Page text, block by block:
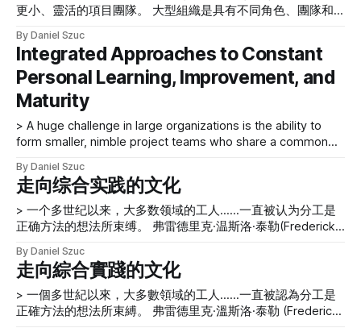
感的更小、灵活的项目团队。正是这样的团队能够走到一起并
——在指导他们的综合方法和实践的帮助下，不仅可以更好地
合作，而且希望在从他们的工作中获得更多乐趣。随着时间的
推移，这些团队在各自的角色和有效合作的能力方面变得越来
越好。 有意意识 > 大型组织中经常存在的另一个挑战……是对
项目团队中人们彼此之间的项目对话、互动和体验类型缺乏有
意识的意识。 大型组织中经常存在的另一个挑战——但很少
被提及——是缺乏对项目团队中人们彼此之间的项目对话、互
动和体验类型的有意意识。出于本文的目的，让我们独立于团
队所做的工作来看看这些。 如果在学习、改进和成熟方面进
行有意识的持续投资，作为实践项目团队所需的方法和技能的
一部分，则团队成
更小、靈活的項目團隊。 大型組織是具有不同角色、團隊和
需求，處理一系列工作和職能，並具有不同的背景和教育。組
織採用各種方法、技能、方法論、措施和獎勵結構來實現其目
標。 大型組織面臨的一個巨大挑戰是能夠組建具有共同目標
感的更小、靈活的項目團隊。正是這樣的團隊能夠走到一起並
有意識地創造一些偉大的東西，使組織能夠取得出色的成果
——在指導他們的綜合方法和實踐的幫助下，不僅可以更好地
合作，而且希望在從他們的工作中獲得更多樂趣。隨著時間的
越好。 有意意識 > 大型組織中經常存在的另一個挑戰……是對
項目團隊中人們彼此之間的項目對話、互動和體驗類型缺乏有
意識的意識。 大型組織中經常存在的另一個挑戰——但很少
被提及——是缺乏對項目團隊中人們彼此之間的項目對話、互
動和體驗類型的有意意識。出於本文的目的，讓我們獨立於團
隊所做的工作來看看這些。 如果在學習、改進和成熟方面進
行有意識的持續投資，作為實踐項目團隊所需的方法和技能的
一部分，則團隊成
By Daniel Szuc
Integrated Approaches to Constant
Personal Learning, Improvement, and
Maturity
> A huge challenge in large organizations is the ability to
form smaller, nimble project teams who share a common
organisms with different combinations of roles, teams, and
departments and are often political in nature. People have
personal needs, handle a range of
By Daniel Szuc
走向综合实践的文化
> 一个多世纪以来，大多数领域的工人……一直被认为分工是
正确方法的想法所束缚。 弗雷德里克·温斯洛·泰勒(Frederick
秒表和一个剪贴板，就开始了一场生产力革命 。使用模块化
部件使劳动者能够专业化，专家们可以更快地掌握能力并 大
规模生产小部件。我们可以将科学管理、工业工程以及对高效
资本回报的毕生追求的源头追溯到泰勒。人们经常将这些工作
By Daniel Szuc
走向綜合實踐的文化
> 一個多世紀以來，大多數領域的工人……一直被認為分工是
正確方法的想法所束縛。 弗雷德里克·溫斯洛·泰勒 (Frederick